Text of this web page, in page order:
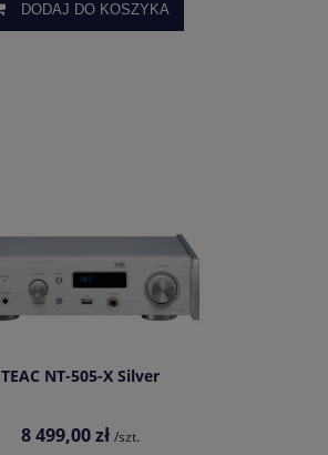
DODAJ DO KOSZYKA
TEAC NT-505-X Silver
8 499,00 zł /szt.